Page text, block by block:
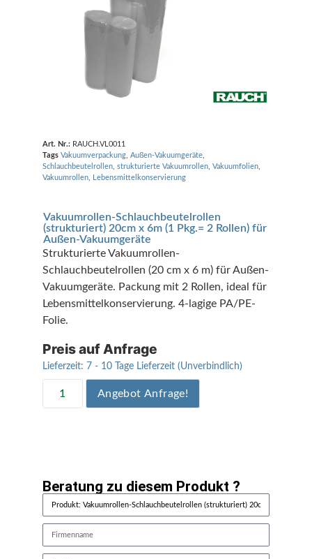
Art. Nr.: RAUCH.VL0011
Tags Vakuumverpackung, Außen-Vakuumgeräte,
Schlauchbeutelrollen, strukturierte Vakuumrollen, Vakuumfolien,
Vakuumrollen, Lebensmittelkonservierung
Vakuumrollen-Schlauchbeutelrollen
(strukturiert) 20cm x 6m (1 Pkg.= 2 Rollen) für
Außen-Vakuumgeräte
Strukturierte Vakuumrollen-
Schlauchbeutelrollen (20 cm x 6 m) für Außen-
Vakuumgeräte. Packung mit 2 Rollen, ideal für
Lebensmittelkonservierung. 4-lagige PA/PE-
Folie.
Preis auf Anfrage
Lieferzeit: 7 - 10 Tage Lieferzeit (Unverbindlich)
Angebot Anfrage!
Beratung zu diesem Produkt ?